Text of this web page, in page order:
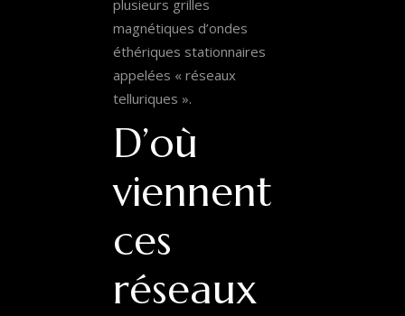
plusieurs grilles
magnétiques d’ondes
éthériques stationnaires
appelées « réseaux
telluriques ».
D’où
viennent
ces
réseaux